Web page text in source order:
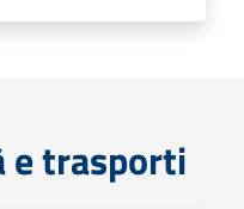
e trasporti